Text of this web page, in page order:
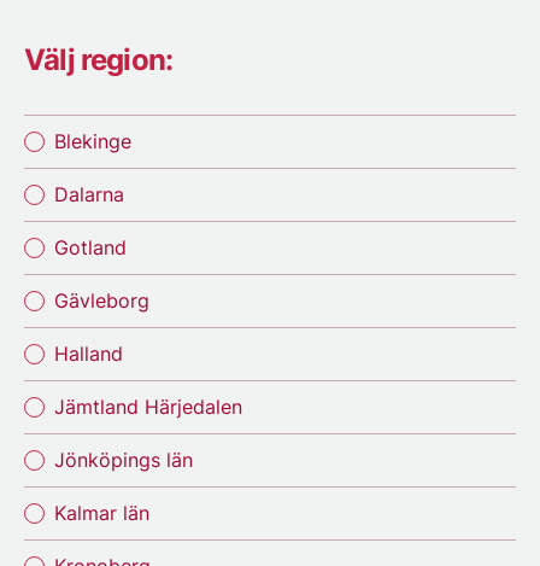
Välj region:
Blekinge
Dalarna
Gotland
Gävleborg
Halland
Jämtland Härjedalen
Jönköpings län
Kalmar län